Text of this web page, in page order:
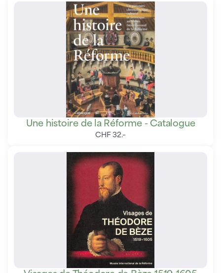
Une histoire de la Réforme - Catalogue
CHF 32.–